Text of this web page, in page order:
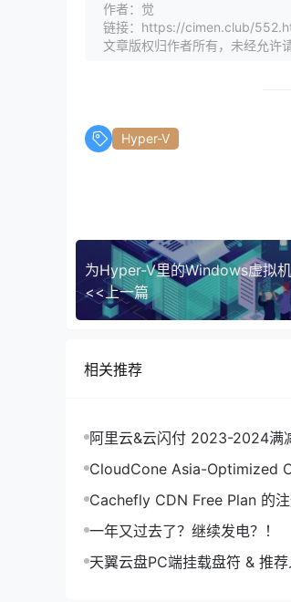
设置，虚拟交换机管理器，添
当前使用的网卡。
找到对应的虚拟机，设置。直接
选择新添加一块网络卡进去，这
其它设备访问。注意，这里
可以选择性的填大一些，反正
完成之后，还要测试网络是否
常。否则请检查上面分配的ip
2.4 使用方式
折叠标题
这很重要
虽然博主自己也就遇到过一次
作者：觉
链接：https://cimen.club/
文章版权归作者所有，未经允许
Hyper-V
为Hyper-V里的Windows虚拟
<<上一篇
相关推荐
阿里云&云闪付 2023-2024满
Cachefly CDN Free Plan 的注
一年又过去了？继续发电？！
天翼云盘PC端挂载盘符 & 推